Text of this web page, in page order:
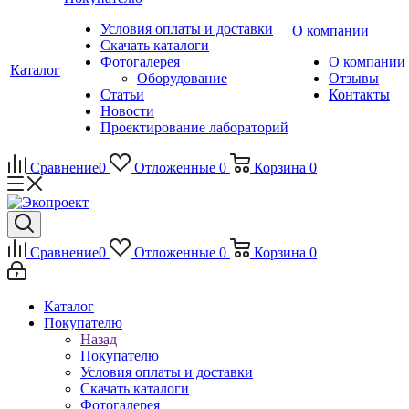
Каталог
Условия оплаты и доставки
Скачать каталоги
Фотогалерея
Оборудование
Статьи
Новости
Проектирование лабораторий
О компании
О компании
Отзывы
Контакты
Сравнение0 Отложенные 0 Корзина 0
Сравнение0 Отложенные 0 Корзина 0
Каталог
Покупателю
Назад
Покупателю
Условия оплаты и доставки
Скачать каталоги
Фотогалерея